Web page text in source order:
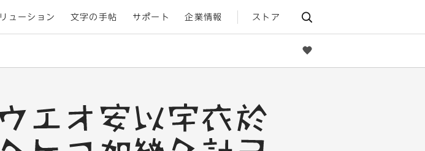
ューション 文字の手帖 サポート 企業情報 ストア